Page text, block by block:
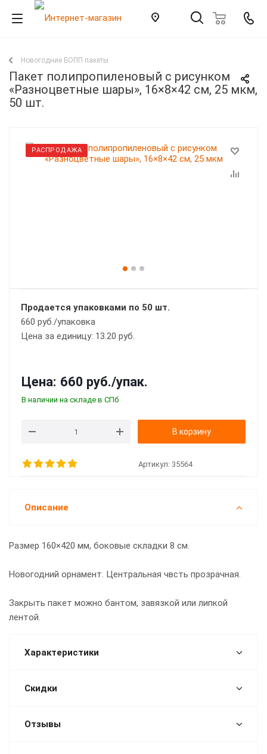
Новогодние БОПП пакеты
Пакет полипропиленовый с рисунком
«Разноцветные шары», 16×8×42 см, 25 мкм,
50 шт.
РАСПРОДАЖА
Продается упаковками по 50 шт.
660 руб./упаковка
Цена за единицу: 13.20 руб.
Цена: 660 руб./упак.
В наличии на складе в СПб
В корзину
Артикул: 35564
Описание
Размер 160×420 мм, боковые складки 8 см.
Новогодний орнамент. Центральная чвсть прозрачная.
Закрыть пакет можно бантом, завязкой или липкой
лентой.
Характеристики
Скидки
Отзывы